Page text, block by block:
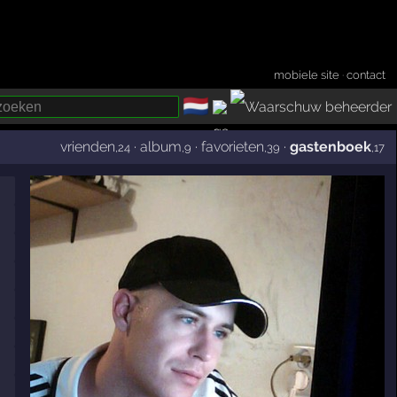
mobiele site ·contact
🇳🇱
vrienden ,24 ·album ,9 ·favorieten ,39 ·gastenboek,17